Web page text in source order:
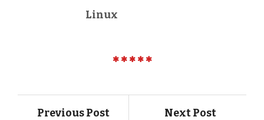
Linux
Previous Post
Next Post